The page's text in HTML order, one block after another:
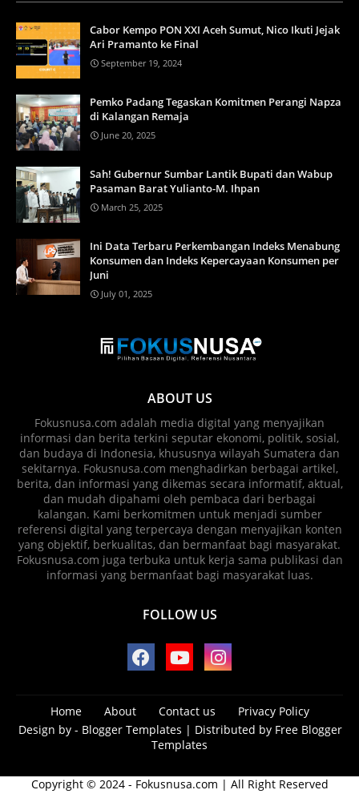
Cabor Kempo PON XXI Aceh Sumut, Nico Ikuti Jejak
Ari Pramanto ke Final
September 19, 2024
Pemko Padang Tegaskan Komitmen Perangi Napza
di Kalangan Remaja
June 20, 2025
Sah! Gubernur Sumbar Lantik Bupati dan Wabup
Pasaman Barat Yulianto-M. Ihpan
March 25, 2025
Ini Data Terbaru Perkembangan Indeks Menabung
Konsumen dan Indeks Kepercayaan Konsumen per
Juni
July 01, 2025
ABOUT US
Fokusnusa.com adalah media digital yang menyajikan
informasi dan berita terkini seputar ekonomi, politik, sosial,
dan budaya di Indonesia, khususnya wilayah Sumatera dan
sekitarnya. Fokusnusa.com menghadirkan berbagai artikel,
berita, dan informasi yang dikemas secara informatif, aktual,
dan mudah dipahami oleh pembaca dari berbagai
kalangan. Kami berkomitmen untuk menjadi sumber
referensi digital yang terpercaya dengan menyajikan konten
yang objektif, berkualitas, dan bermanfaat bagi masyarakat.
Fokusnusa.com juga terbuka untuk kerja sama publikasi dan
informasi yang bermanfaat bagi masyarakat luas.
FOLLOW US
Home About Contact us
Privacy Policy
Design by - Blogger Templates | Distributed by Free Blogger
Templates
Copyright © 2024 - Fokusnusa.com | All Right Reserved